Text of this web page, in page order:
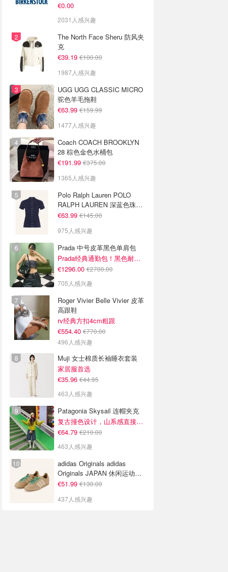
€0.00
2031人感兴趣
The North Face Sheru 防风夹
克
€39.19 €100.00
1987人感兴趣
UGG UGG CLASSIC MICRO
驼色羊毛拖鞋
€63.99 €159.99
1477人感兴趣
Coach COACH BROOKLYN
28 棕色金色水桶包
€191.99 €375.00
1365人感兴趣
Polo Ralph Lauren POLO
RALPH LAUREN 深蓝色珠地
布 Polo衫
€63.99 €145.00
975人感兴趣
Prada 中号皮革黑色单肩包
Prada经典通勤包！黑色耐看又百搭
€1296.00 €2700.00
705人感兴趣
Roger Vivier Belle Vivier 皮革
高跟鞋
rv经典方扣4cm粗跟
€554.40 €770.00
496人感兴趣
Muji 女士棉质长袖睡衣套装
家居服首选
€35.96 €44.95
463人感兴趣
Patagonia Skysail 连帽夹克
复古撞色设计，山系感直接拉满
€64.79 €210.00
463人感兴趣
adidas Originals adidas
Originals JAPAN 休闲运动鞋
米色
€51.99 €130.00
437人感兴趣